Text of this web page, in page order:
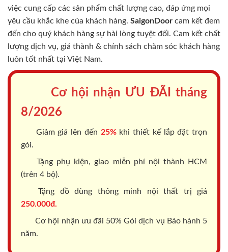
việc cung cấp các sản phẩm chất lượng cao, đáp ứng mọi
yêu cầu khắc khe của khách hàng. SaigonDoor cam kết đem
đến cho quý khách hàng sự hài lòng tuyệt đối. Cam kết chất
lượng dịch vụ, giá thành & chính sách chăm sóc khách hàng
luôn tốt nhất tại Việt Nam.
Cơ hội nhận ƯU ĐÃI tháng
8/2026
Giảm giá lên đến 25%khi thiết kế lắp đặt trọn
gói.
Tặng phụ kiện, giao miễn phí nội thành HCM
(trên 4 bộ).
Tặng đồ dùng thông minh nội thất trị giá
250.000đ.
Cơ hội nhận ưu đãi 50% Gói dịch vụ Bảo hành 5
năm.